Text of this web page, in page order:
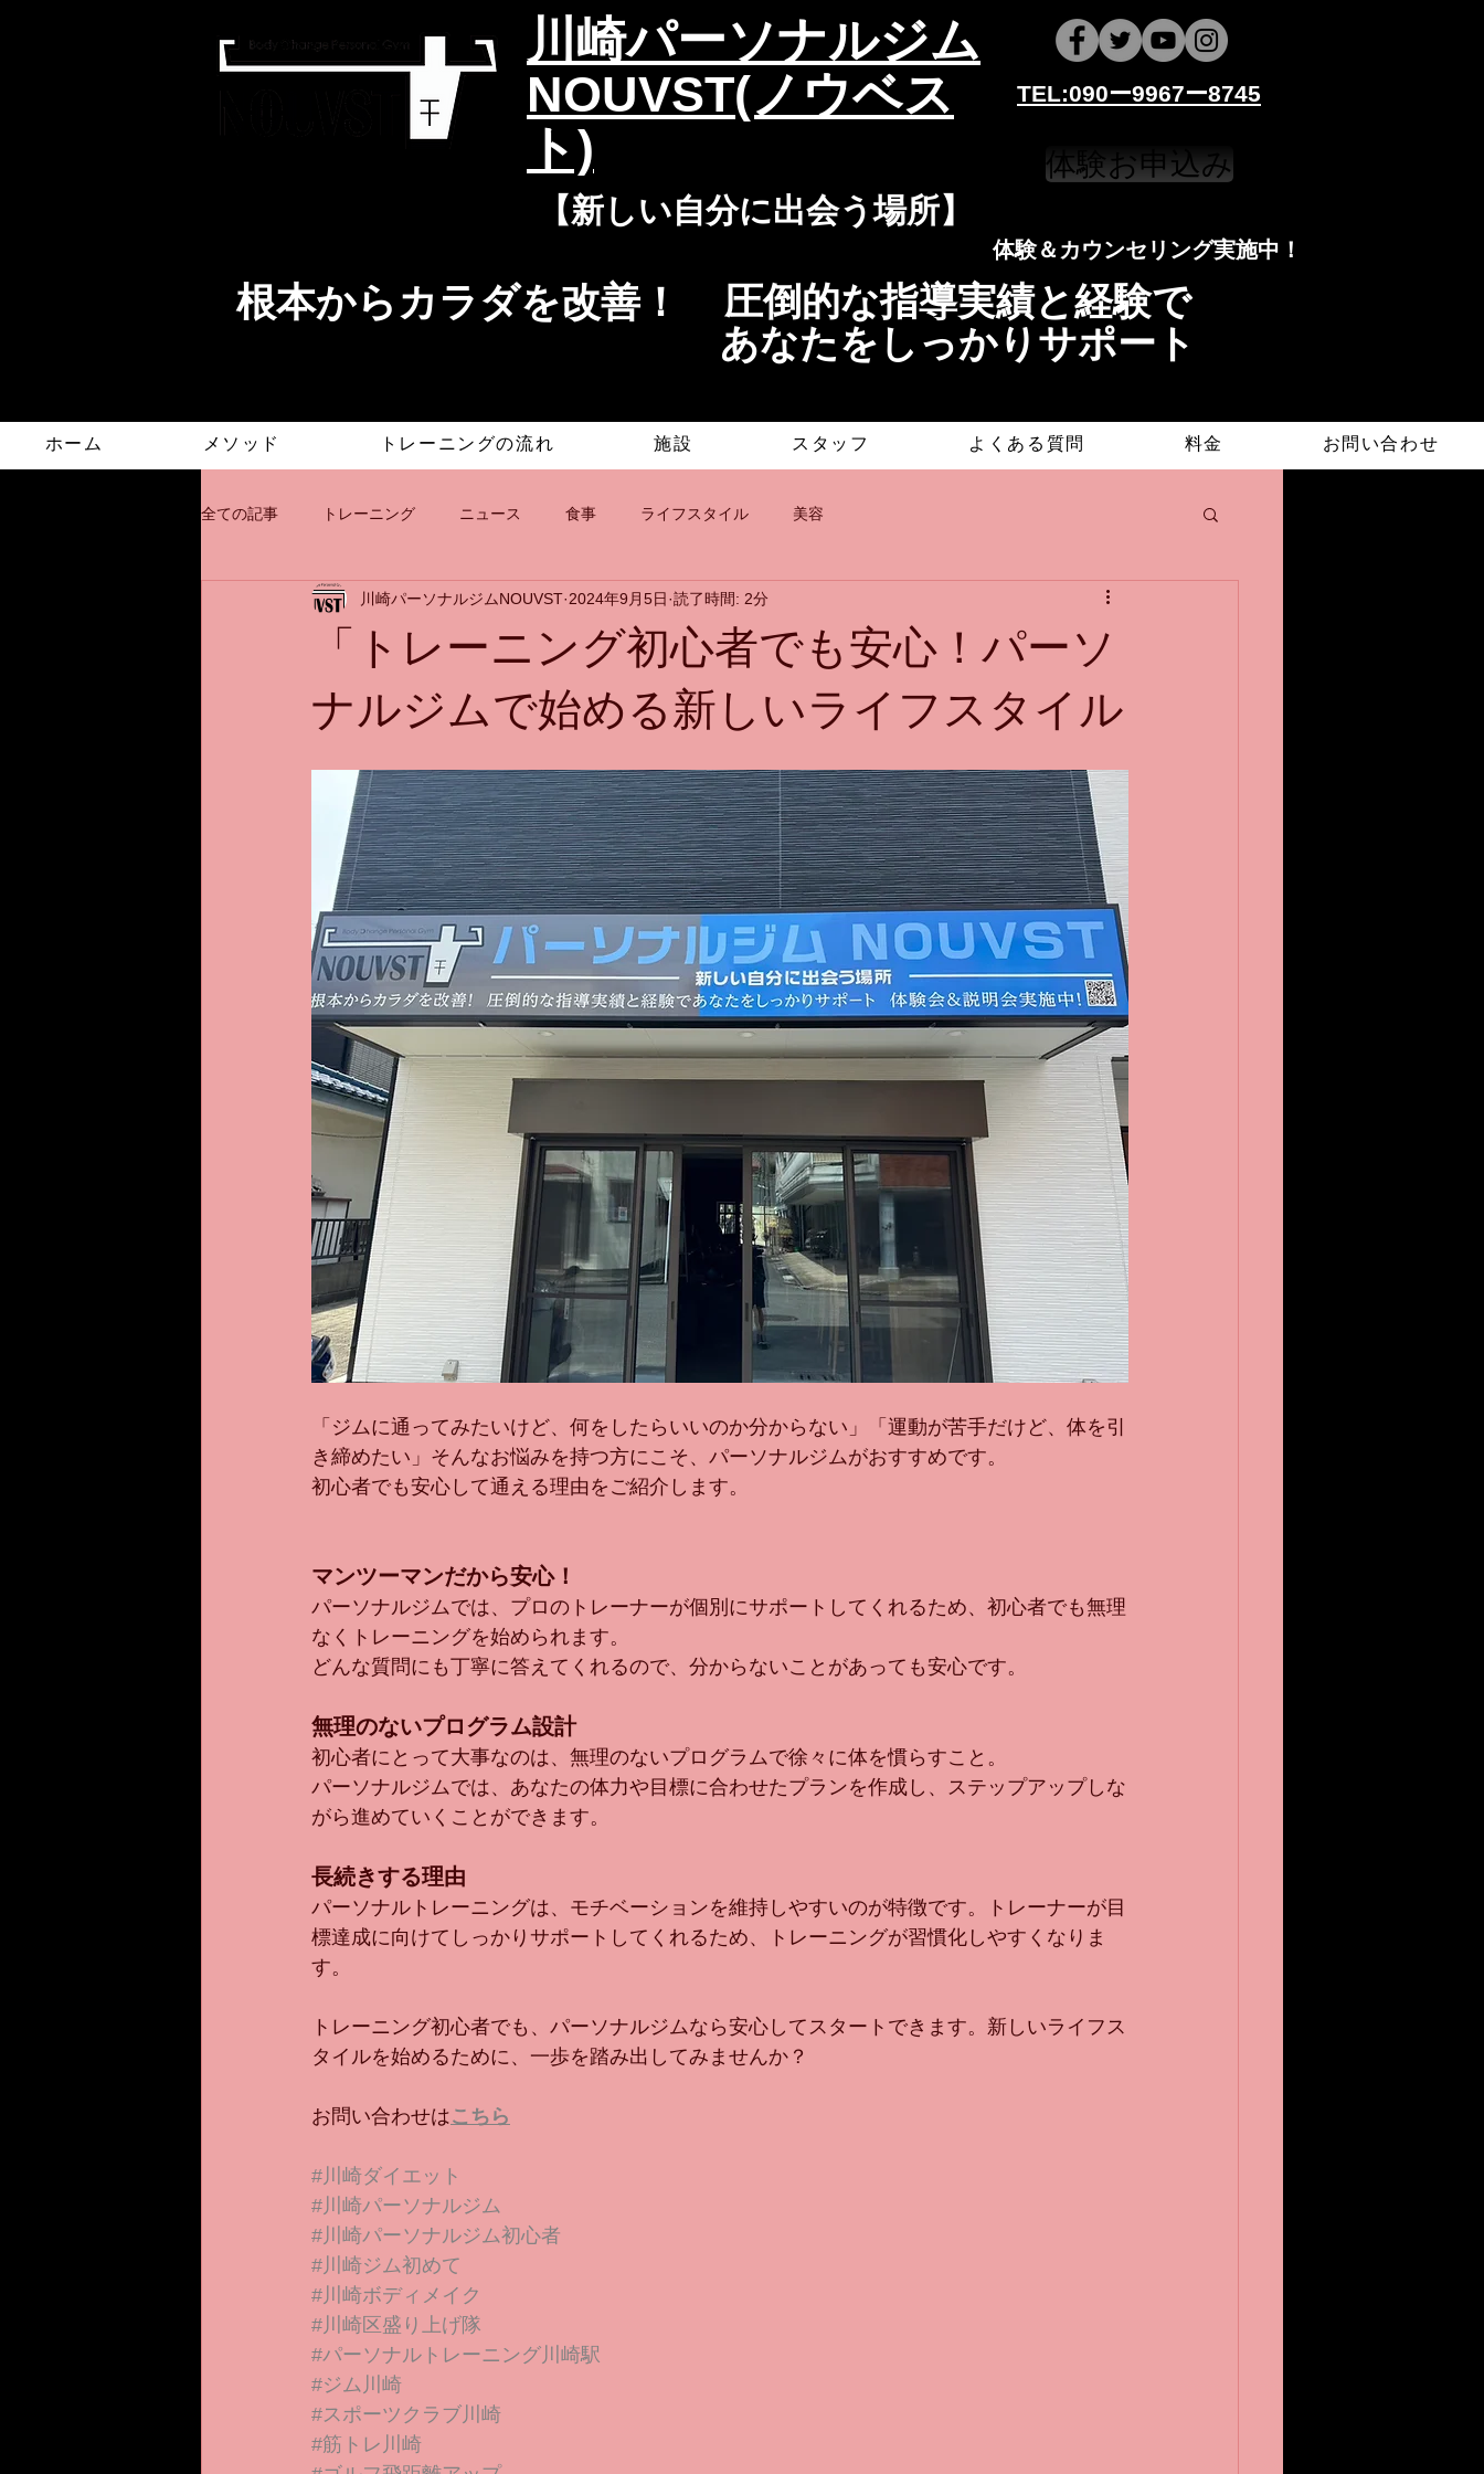
​川崎パーソナルジム
NOUVST(ノウベス
ト)
​​TEL:090ー9967ー8745
​​【新しい自分に出会う場所】
体験お申込み
​根本からカラダを改善！​​
​​圧倒的な指導実績と経験で
​あなたをしっかりサポート
​​​体験＆カウンセリング実施中！
ホーム メソッド トレーニングの流れ 施設 スタッフ よくある質問 料金 お問い合わせ
全ての記事 トレーニング ニュース 食事 ライフスタイル 美容
「トレーニング初心者でも安心！パーソ
ナルジムで始める新しいライフスタイル
川崎パーソナルジムNOUVST 2024年9月5日 読了時間: 2分
「ジムに通ってみたいけど、何をしたらいいのか分からない」「運動が苦手だけど、体を引
き締めたい」そんなお悩みを持つ方にこそ、パーソナルジムがおすすめです。
初心者でも安心して通える理由をご紹介します。
マンツーマンだから安心！
パーソナルジムでは、プロのトレーナーが個別にサポートしてくれるため、初心者でも無理
なくトレーニングを始められます。
どんな質問にも丁寧に答えてくれるので、分からないことがあっても安心です。
無理のないプログラム設計
初心者にとって大事なのは、無理のないプログラムで徐々に体を慣らすこと。
パーソナルジムでは、あなたの体力や目標に合わせたプランを作成し、ステップアップしな
がら進めていくことができます。
長続きする理由
パーソナルトレーニングは、モチベーションを維持しやすいのが特徴です。トレーナーが目
標達成に向けてしっかりサポートしてくれるため、トレーニングが習慣化しやすくなりま
す。
トレーニング初心者でも、パーソナルジムなら安心してスタートできます。新しいライフス
タイルを始めるために、一歩を踏み出してみませんか？
お問い合わせはこちら
#川崎ダイエット
#川崎パーソナルジム
#川崎パーソナルジム初心者
#川崎ジム初めて
#川崎ボディメイク
#川崎区盛り上げ隊
#パーソナルトレーニング川崎駅
#ジム川崎
#スポーツクラブ川崎
#筋トレ川崎